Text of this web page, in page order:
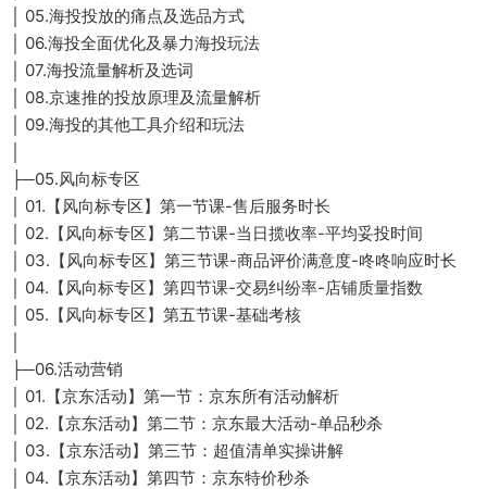
│ 05.海投投放的痛点及选品方式
│ 06.海投全面优化及暴力海投玩法
│ 07.海投流量解析及选词
│ 08.京速推的投放原理及流量解析
│ 09.海投的其他工具介绍和玩法
├─05.风向标专区
│ 01.【风向标专区】第一节课-售后服务时长
│ 02.【风向标专区】第二节课-当日揽收率-平均妥投时间
│ 03.【风向标专区】第三节课-商品评价满意度-咚咚响应时长
│ 04.【风向标专区】第四节课-交易纠纷率-店铺质量指数
│ 05.【风向标专区】第五节课-基础考核
├─06.活动营销
│ 01.【京东活动】第一节：京东所有活动解析
│ 02.【京东活动】第二节：京东最大活动-单品秒杀
│ 03.【京东活动】第三节：超值清单实操讲解
│ 04.【京东活动】第四节：京东特价秒杀